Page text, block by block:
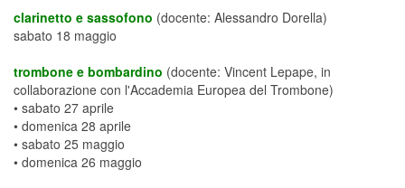
clarinetto e sassofono (docente: Alessandro Dorella)
sabato 18 maggio
trombone e bombardino (docente: Vincent Lepape, in
collaborazione con l'Accademia Europea del Trombone)
• sabato 27 aprile
• domenica 28 aprile
• sabato 25 maggio
• domenica 26 maggio